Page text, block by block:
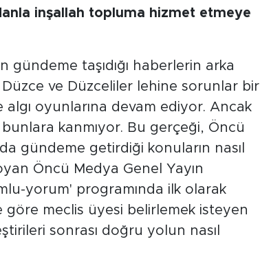
inşallah topluma hizmet etmeye
gündeme taşıdığı haberlerin arka
Düzce ve Düzceliler lehine sorunlar bir
oyunlarına devam ediyor. Ancak
kanmıyor. Bu gerçeği, Öncü
gündeme getirdiği konuların nasıl
Öncü Medya Genel Yayın
yorum' programında ilk olarak
göre meclis üyesi belirlemek isteyen
sonrası doğru yolun nasıl